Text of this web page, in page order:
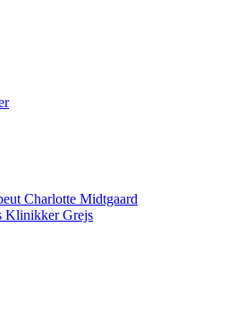
Charlotte Midtgaard
Klinikker Grejs